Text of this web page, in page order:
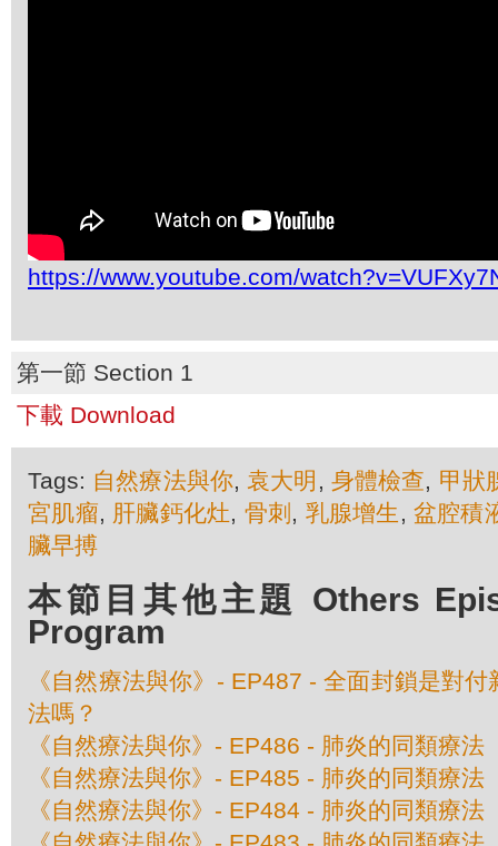
https://www.youtube.com/
第一節 Section 1
下載 Download
Tags: 自然療法與你,袁大明 , 身體檢查, 甲狀
宮肌瘤, 肝臟鈣化灶, 骨刺 , 乳腺增生 , 盆腔積
臟早搏
本節目其他主題 Others
Program
《自然療法與你》- EP487 - 全面封鎖是對
法嗎？
《自然療法與你》- EP486 - 肺炎的同類療法
《自然療法與你》- EP485 - 肺炎的同類療法
《自然療法與你》- EP484 - 肺炎的同類療法